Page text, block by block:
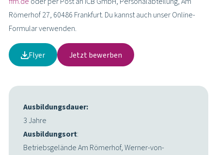
Römerhof 27, 60486 Frankfurt. Du kannst auch unser Online-
Formular verwenden.
Flyer Jetzt bewerben
Ausbildungsdauer:
3 Jahre
Ausbildungsort:
Betriebsgelände Am Römerhof, Werner-von-